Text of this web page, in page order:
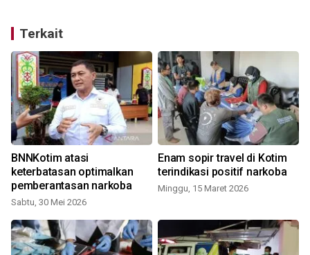
Terkait
BNNKotim atasi
keterbatasan optimalkan
pemberantasan narkoba
Sabtu, 30 Mei 2026
Enam sopir travel di Kotim
terindikasi positif narkoba
Minggu, 15 Maret 2026